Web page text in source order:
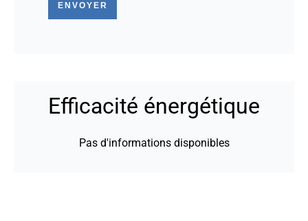
ENVOYER
Efficacité énergétique
Pas d'informations disponibles